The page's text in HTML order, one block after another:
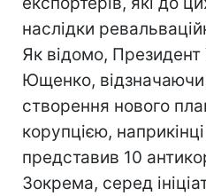
наслідки
Як відомо, Президент
Ющенко, відзначаючи
створення нового
корупцією,
представив 10
Зокрема, серед